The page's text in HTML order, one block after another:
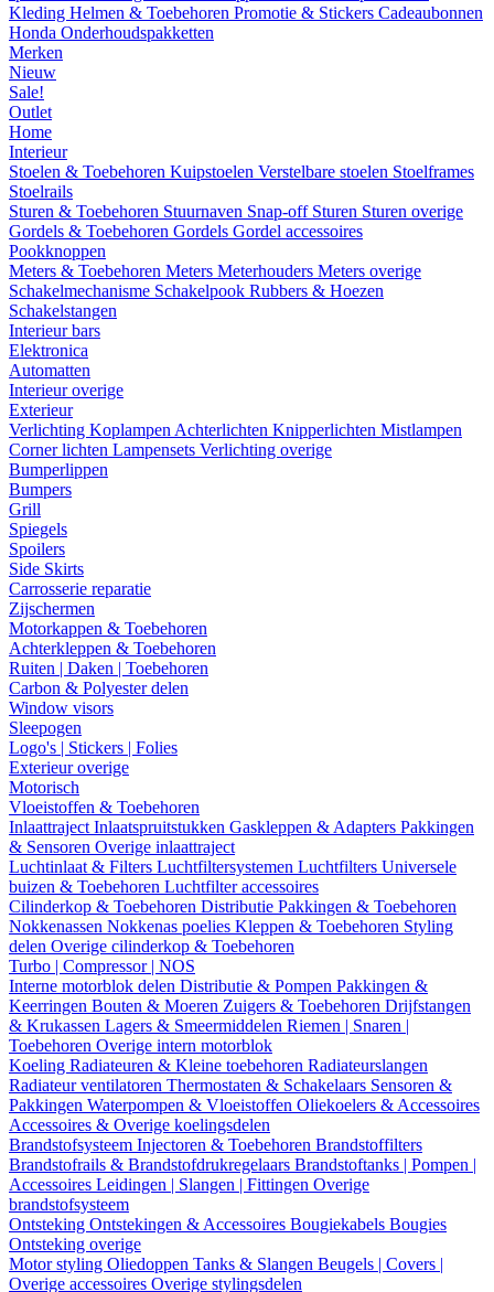
Kleding Helmen & Toebehoren Promotie & Stickers Cadeaubonnen
Honda Onderhoudspakketten
Merken
Nieuw
Sale!
Outlet
Home
Interieur
Stoelen & Toebehoren Kuipstoelen Verstelbare stoelen Stoelframes
Stoelrails
Sturen & Toebehoren Stuurnaven Snap-off Sturen Sturen overige
Gordels & Toebehoren Gordels Gordel accessoires
Pookknoppen
Meters & Toebehoren Meters Meterhouders Meters overige
Schakelmechanisme Schakelpook Rubbers & Hoezen
Schakelstangen
Interieur bars
Elektronica
Automatten
Interieur overige
Exterieur
Verlichting Koplampen Achterlichten Knipperlichten Mistlampen
Corner lichten Lampensets Verlichting overige
Bumperlippen
Bumpers
Grill
Spiegels
Spoilers
Side Skirts
Carrosserie reparatie
Zijschermen
Motorkappen & Toebehoren
Achterkleppen & Toebehoren
Ruiten | Daken | Toebehoren
Carbon & Polyester delen
Window visors
Sleepogen
Logo's | Stickers | Folies
Exterieur overige
Motorisch
Vloeistoffen & Toebehoren
Inlaattraject Inlaatspruitstukken Gaskleppen & Adapters Pakkingen
& Sensoren Overige inlaattraject
Luchtinlaat & Filters Luchtfiltersystemen Luchtfilters Universele
buizen & Toebehoren Luchtfilter accessoires
Cilinderkop & Toebehoren Distributie Pakkingen & Toebehoren
Nokkenassen Nokkenas poelies Kleppen & Toebehoren Styling
delen Overige cilinderkop & Toebehoren
Turbo | Compressor | NOS
Interne motorblok delen Distributie & Pompen Pakkingen &
Keerringen Bouten & Moeren Zuigers & Toebehoren Drijfstangen
& Krukassen Lagers & Smeermiddelen Riemen | Snaren |
Toebehoren Overige intern motorblok
Koeling Radiateuren & Kleine toebehoren Radiateurslangen
Radiateur ventilatoren Thermostaten & Schakelaars Sensoren &
Pakkingen Waterpompen & Vloeistoffen Oliekoelers & Accessoires
Accessoires & Overige koelingsdelen
Brandstofsysteem Injectoren & Toebehoren Brandstoffilters
Brandstofrails & Brandstofdrukregelaars Brandstoftanks | Pompen |
Accessoires Leidingen | Slangen | Fittingen Overige
brandstofsysteem
Ontsteking Ontstekingen & Accessoires Bougiekabels Bougies
Ontsteking overige
Motor styling Oliedoppen Tanks & Slangen Beugels | Covers |
Overige accessoires Overige stylingsdelen